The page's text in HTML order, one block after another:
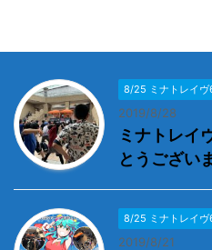
8/25 ミナトレイヴ
2019/8/28
ミナトレイ
とうござい
8/25 ミナトレイヴ
2019/8/21